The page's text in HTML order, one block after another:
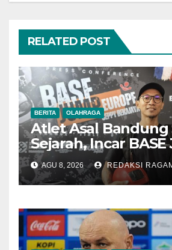
RELATED POST
BERITA OLAHRAGA
Atlet Asal Bandung
Sejarah, Incar
dari Eiger
AGU 8, 2026 REDAKSI